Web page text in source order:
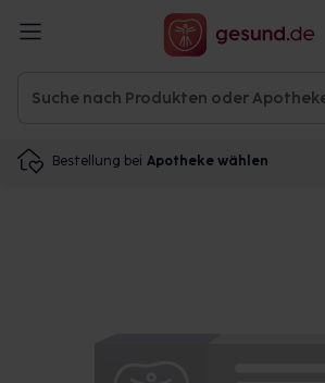
Bestellung bei Apotheke wählen